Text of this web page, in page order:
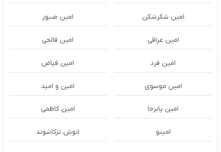
امین شکرشکن امین صبور
امین عراقی امین فالجی
امین فرد امین فیاض
امین موسوی امین و امید
امین پابرجا امین کاظمی
امینو انوش ترکاشوند